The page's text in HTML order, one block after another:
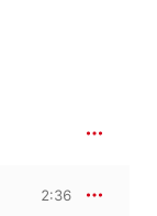
2:36